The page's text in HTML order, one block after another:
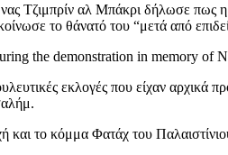
Τζιμπρίν αλ Μπάκρι δήλωσε πως
το θάνατό του “μετά από
εκλογές που είχαν
και το κόμμα Φατάχ του